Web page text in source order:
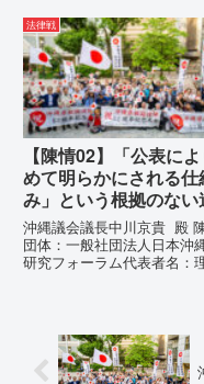
ます。私は、適正な意見陳
明）を行うにあたり、沖縄
手続条例第28条で定められ
法律戦
【陳情02】「公表に
めて明らかにされる仕
み」という根拠のない
運用の指摘と条例運用
止を求める陳情書
沖縄議会議長中川京貴 殿
団体：一般社団法人日本沖
研究フォーラム代表者名：
う根拠のない違法運用の指
例運用の停止を求める陳情...